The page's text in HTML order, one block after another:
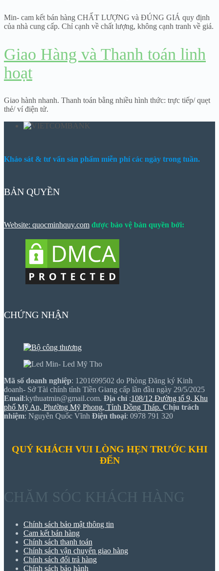
Min- cam kết bán hàng CHẤT LƯỢNG và ĐÚNG GIÁ quy định
của nhà cung cấp. Chỉ cạnh về chất lượng, không cạnh tranh về giá.
Giao Hàng và Thanh toán linh
hoạt
Giao hành nhanh. Thanh toán bằng nhiều hình thức: trực tiếp/ quẹt
thẻ/ ví điện tử.
Khảo sát & tư vấn sản phẩm miễn phí các ngày trong tuần.
BẢN QUYỀN
Website: quocminhquy.com được bảo vệ bản quyền bởi:
CHỨNG NHẬN
Mã số doanh nghiệp: 1201699502 do Phòng Đăng ký Kinh
doanh- Sở Tài chính tỉnh Tiền Giang cấp lần đầu ngày 29/5/2025
Email:kythuatmin@gmail.com. Địa chỉ :108/12 Đường tổ 9, Khu
phố Mỹ An, Phường Mỹ Phong, Tỉnh Đồng Tháp. Chịu trách
nhiệm: Nguyễn Quốc Vĩnh Điện thoại: 0978 791 320
QUÝ KHÁCH VUI LÒNG HẸN TRƯỚC KHI
ĐẾN
CHĂM SÓC KHÁCH HÀNG
Chính sách bảo mật thông tin
Cam kết bán hàng
Chính sách thanh toán
Chính sách vận chuyển giao hàng
Chính sách đổi trả hàng
Chính sách bảo hành